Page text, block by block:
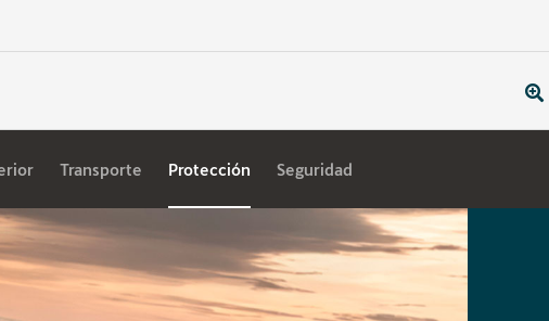
Transporte Protección Seguridad